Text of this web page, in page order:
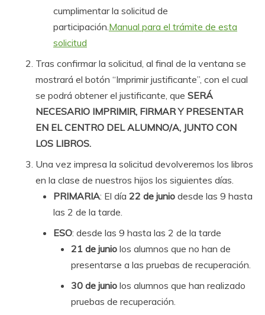
cumplimentar la solicitud de
participación. Manual para el trámite de esta
solicitud
Tras confirmar la solicitud, al final de la ventana se
mostrará el botón “Imprimir justificante”, con el cual
se podrá obtener el justificante, que SERÁ
NECESARIO IMPRIMIR, FIRMAR Y PRESENTAR
EN EL CENTRO DEL ALUMNO/A, JUNTO CON
LOS LIBROS.
Una vez impresa la solicitud devolveremos los libros
en la clase de nuestros hijos los siguientes días.
PRIMARIA: El día 22 de junio desde las 9 hasta
las 2 de la tarde.
ESO: desde las 9 hasta las 2 de la tarde
21 de junio los alumnos que no han de
presentarse a las pruebas de recuperación.
30 de junio los alumnos que han realizado
pruebas de recuperación.